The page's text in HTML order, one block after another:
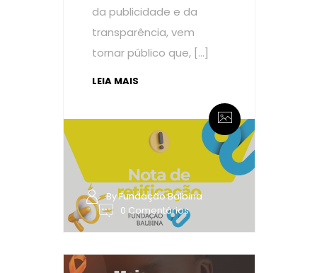
da publicidade e da
transparência, vem
tornar público que, […]
LEIA MAIS
By Fundação Balbina
0 Comentários